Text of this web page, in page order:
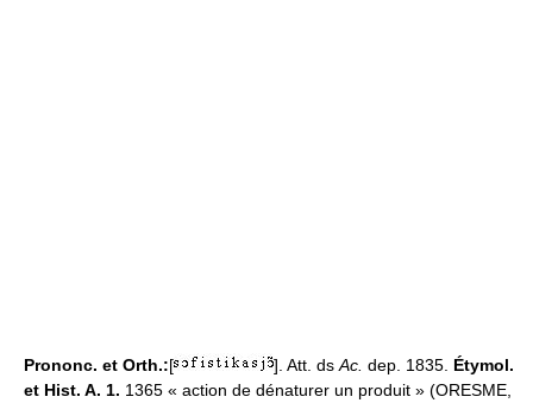
Prononc. et Orth.:[ ]. Att. ds Ac. dep. 1835. Étymol.
et Hist. A. 1. 1365 « action de dénaturer un produit » (ORESME,